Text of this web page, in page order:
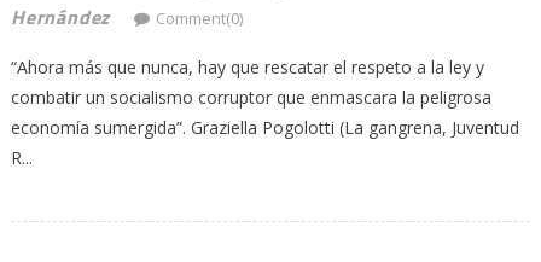
Hernández
Comment(0)
“Ahora más que nunca, hay que rescatar el respeto a la ley y
combatir un socialismo corruptor que enmascara la peligrosa
economía sumergida”. Graziella Pogolotti (La gangrena, Juventud
R...